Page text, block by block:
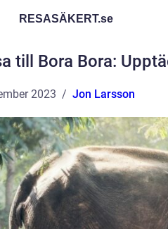
RESASÄKERT.se
till Bora Bora:
2023 Jon Larsson